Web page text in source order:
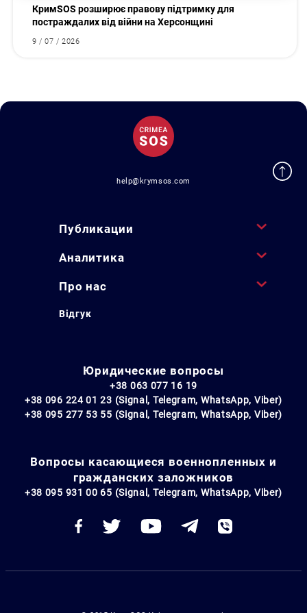
КримSOS розширює правову підтримку для
постраждалих від війни на Херсонщині
9 / 07 / 2026
help@krymsos.com
Публикации
Аналитика
Про нас
Відгук
Юридические вопросы
+38 063 077 16 19
+38 096 224 01 23 (Signal, Telegram, WhatsApp, Viber)
+38 095 277 53 55 (Signal, Telegram, WhatsApp, Viber)
Вопросы касающиеся военнопленных и
гражданских заложников
+38 095 931 00 65 (Signal, Telegram, WhatsApp, Viber)